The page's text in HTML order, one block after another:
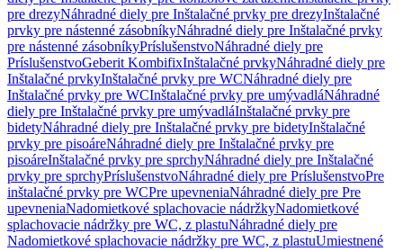
pre drezyNáhradné diely pre Inštalačné prvky pre drezyInštalačné
prvky pre nástenné zásobníkyNáhradné diely pre Inštalačné prvky
pre nástenné zásobníkyPríslušenstvoNáhradné diely pre
PríslušenstvoGeberit KombifixInštalačné prvkyNáhradné diely pre
Inštalačné prvkyInštalačné prvky pre WCNáhradné diely pre
Inštalačné prvky pre WCInštalačné prvky pre umývadláNáhradné
diely pre Inštalačné prvky pre umývadláInštalačné prvky pre
bidetyNáhradné diely pre Inštalačné prvky pre bidetyInštalačné
prvky pre pisoáreNáhradné diely pre Inštalačné prvky pre
pisoáreInštalačné prvky pre sprchyNáhradné diely pre Inštalačné
prvky pre sprchyPríslušenstvoNáhradné diely pre PríslušenstvoPre
inštalačné prvky pre WCPre upevneniaNáhradné diely pre Pre
upevneniaNadomietkové splachovacie nádržkyNadomietkové
splachovacie nádržky pre WC, z plastuNáhradné diely pre
Nadomietkové splachovacie nádržky pre WC, z plastuUmiestnené